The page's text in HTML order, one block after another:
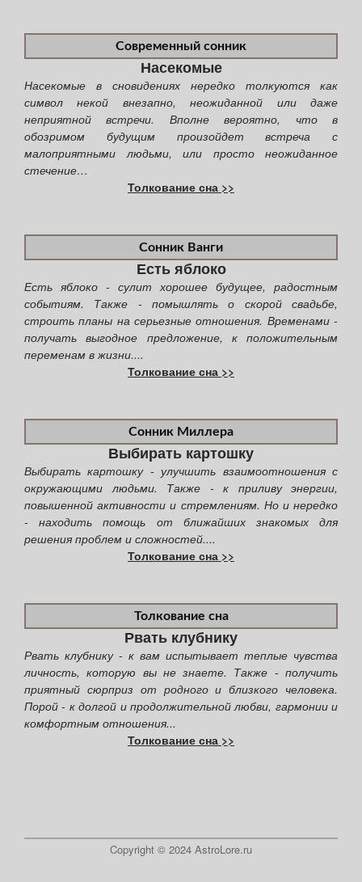
Современный сонник
Насекомые
Насекомые в сновидениях нередко толкуются как
символ некой внезапно, неожиданной или даже
неприятной встречи. Вполне вероятно, что в
обозримом будущим произойдет встреча с
малоприятными людьми, или просто неожиданное
стечение…
Толкование сна >>
Сонник Ванги
Есть яблоко
Есть яблоко - сулит хорошее будущее, радостным
событиям. Также - помышлять о скорой свадьбе,
строить планы на серьезные отношения. Временами -
получать выгодное предложение, к положительным
переменам в жизни....
Толкование сна >>
Сонник Миллера
Выбирать картошку
Выбирать картошку - улучшить взаимоотношения с
окружающими людьми. Также - к приливу энергии,
повышенной активности и стремлениям. Но и нередко
- находить помощь от ближайших знакомых для
решения проблем и сложностей....
Толкование сна >>
Толкование сна
Рвать клубнику
Рвать клубнику - к вам испытывает теплые чувства
личность, которую вы не знаете. Также - получить
приятный сюрприз от родного и близкого человека.
Порой - к долгой и продолжительной любви, гармонии и
комфортным отношения...
Толкование сна >>
Copyright © 2024 AstroLore.ru